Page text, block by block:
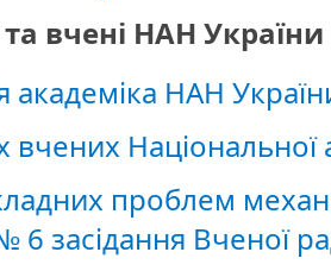
та вчені НАН України
академіка НАН
Національної
проблем
6 засідання Вченої